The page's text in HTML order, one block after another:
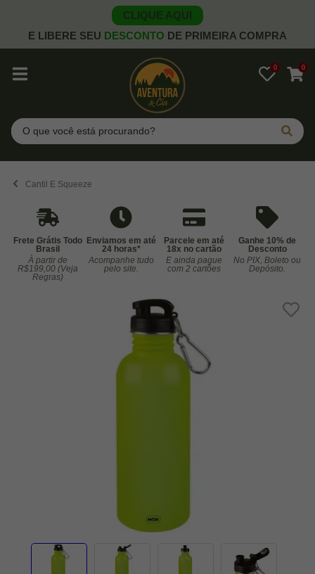
CLIQUE AQUI
E LIBERE SEU DESCONTO DE PRIMEIRA COMPRA
0 0
Pesquisar
Cantil E Squeeze
Frete Grátis Todo
Brasil
À partir de
R$199,00 (Veja
Regras)
Enviamos em até
24 horas*
Acompanhe tudo
pelo site.
Parcele em até
18x no cartão
E ainda pague
com 2 cartões
Ganhe 10% de
Desconto
No PIX, Boleto ou
Depósito.